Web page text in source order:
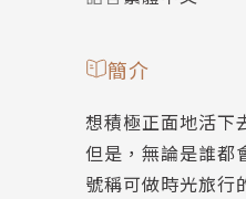
簡介
想積極正面地活
但是，無論是誰都
號稱可做時光旅行